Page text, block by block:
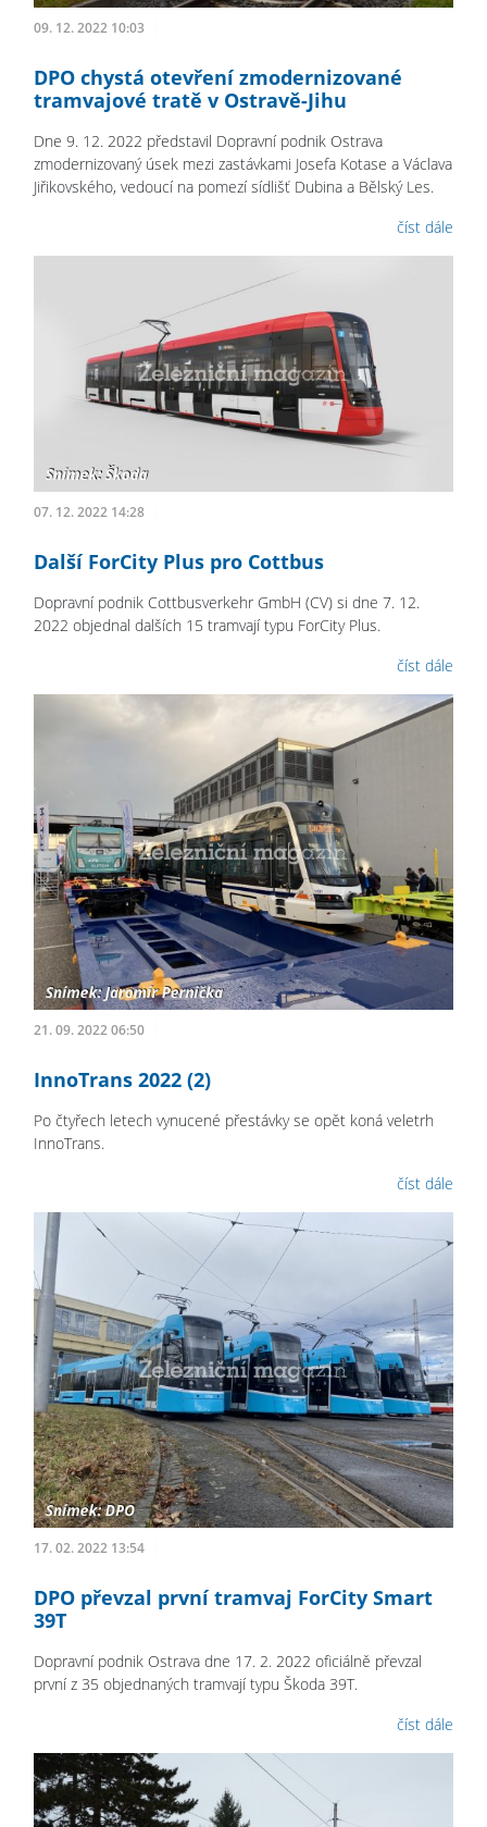
09. 12. 2022 10:03
DPO chystá otevření zmodernizované
tramvajové tratě v Ostravě-Jihu
Dne 9. 12. 2022 představil Dopravní podnik Ostrava
zmodernizovaný úsek mezi zastávkami Josefa Kotase a Václava
Jiřikovského, vedoucí na pomezí sídlišť Dubina a Bělský Les.
číst dále
07. 12. 2022 14:28
Další ForCity Plus pro Cottbus
Dopravní podnik Cottbusverkehr GmbH (CV) si dne 7. 12.
2022 objednal dalších 15 tramvají typu ForCity Plus.
číst dále
21. 09. 2022 06:50
InnoTrans 2022 (2)
Po čtyřech letech vynucené přestávky se opět koná veletrh
InnoTrans.
číst dále
17. 02. 2022 13:54
DPO převzal první tramvaj ForCity Smart
39T
Dopravní podnik Ostrava dne 17. 2. 2022 oficiálně převzal
první z 35 objednaných tramvají typu Škoda 39T.
číst dále